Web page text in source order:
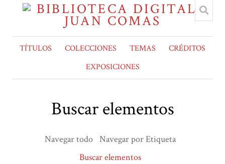
TÍTULOS COLECCIONES TEMAS
CRÉDITOS
EXPOSICIONES
Buscar elementos
Navegar todo Navegar por Etiqueta
Buscar elementos